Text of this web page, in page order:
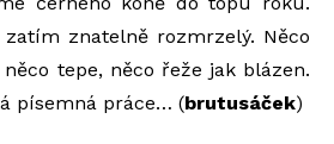
znatelně rozmrzelý. Něco
tepe, něco řeže jak blázen.
písemná práce… (brutusáček)